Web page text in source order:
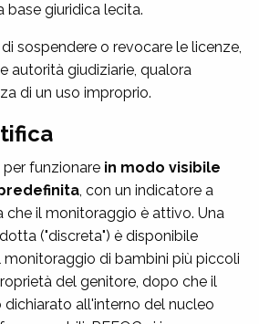
base giuridica lecita.
sospendere o revocare le licenze,
autorità giudiziarie, qualora
di un uso improprio.
funzionare in modo visibile
, con un indicatore a
che il monitoraggio è attivo. Una
("discreta") è disponibile
di bambini più piccoli
del genitore, dopo che il
all'interno del nucleo